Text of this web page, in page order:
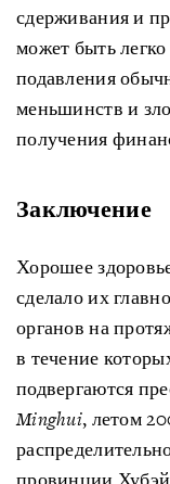
сдерживания и
может быть
подавления
меньшинств и
получения
Заключение
Хорошее
сделало их
органов на
в течение
подвергаются
Minghui, летом